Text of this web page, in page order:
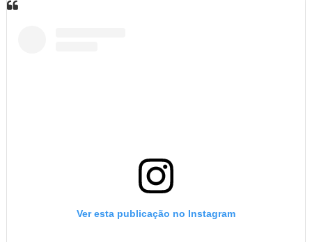
Ver esta publicação no Instagram